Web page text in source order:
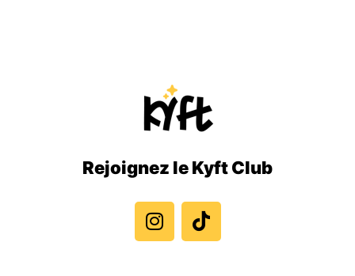
Rejoignez le Kyft Club
n
s
t
i
k
t